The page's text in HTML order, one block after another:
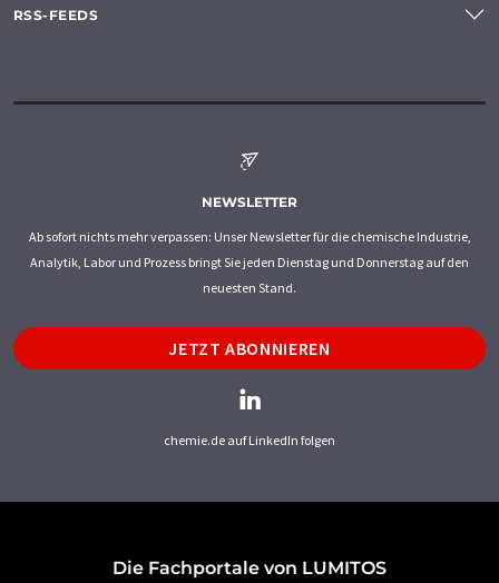
RSS-FEEDS
NEWSLETTER
Ab sofort nichts mehr verpassen: Unser Newsletter für die chemische Industrie,
Analytik, Labor und Prozess bringt Sie jeden Dienstag und Donnerstag auf den
neuesten Stand.
JETZT ABONNIEREN
chemie.de auf LinkedIn folgen
Die Fachportale von LUMITOS